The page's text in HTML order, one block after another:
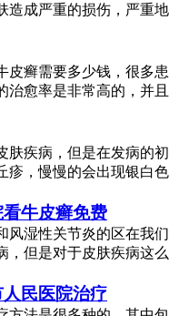
造成严重的损伤，严重地
皮癣需要多少钱，很多患
治愈率是非常高的，并且
肤疾病，但是在发病的初
疹，慢慢的会出现银白色
牛皮癣免费
风湿性关节炎的区在我们
，但是对于皮肤疾病这么
民医院治疗